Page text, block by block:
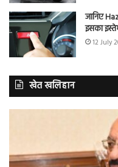
जानिए
इसका
12 July
खेत खलिहान